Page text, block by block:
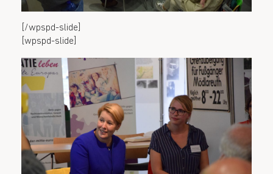
[/wpspd-slide]
[wpspd-slide]